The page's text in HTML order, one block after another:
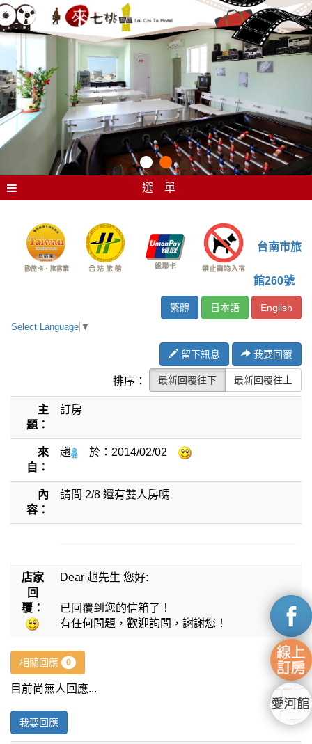
選 單
台南市旅
館260號
繁體 日本語 English
Select Language ▼
留下訊息 我要回覆
排序： 最新回覆往下 最新回覆往上
主
題：
訂房
來
自：
趙 於： 2014/02/02
內
容：
請問 2/8 還有雙人房嗎
店家
回
覆：
Dear 趙先生 您好:
已回覆到您的信箱了！
有任何問題，歡迎詢問，謝謝您！
相關回應 0
目前尚無人回應...
我要回應